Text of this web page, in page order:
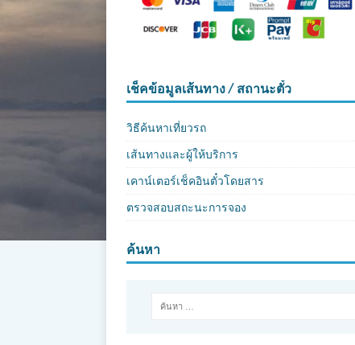
เช็คข้อมูลเส้นทาง / สถานะตั๋ว
วิธีค้นหาเที่ยวรถ
เส้นทางและผู้ให้บริการ
เคาน์เตอร์เช็คอินตั๋วโดยสาร
ตรวจสอบสถะนะการจอง
ค้นหา